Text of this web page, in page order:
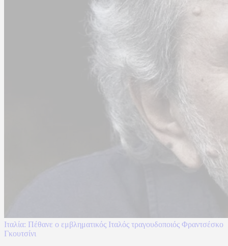
Ιταλία: Πέθανε ο εμβληματικός Ιταλός τραγουδοποιός Φραντσέσκο
Γκουτσίνι